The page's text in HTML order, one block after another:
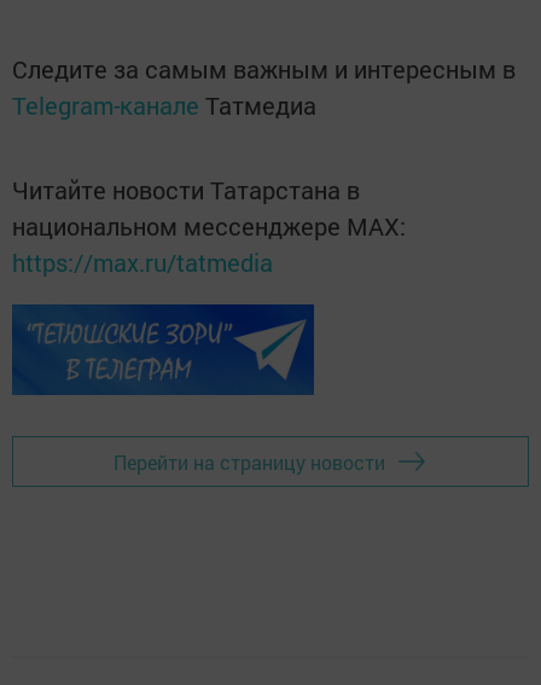
Следите за самым важным и интересным в
Telegram-канале Татмедиа
Читайте новости Татарстана в
национальном мессенджере MАХ:
https://max.ru/tatmedia
Перейти на страницу новости